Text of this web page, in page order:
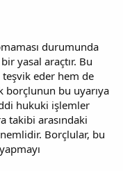
durumunda
yasal araçtır. Bu
eder hem de
borçlunun bu uyarıya
hukuki işlemler
takibi arasındaki
Borçlular, bu